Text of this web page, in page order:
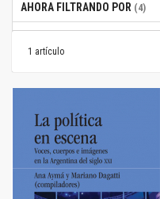
1 artículo
AHORA FILTRANDO POR